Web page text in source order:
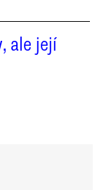
ale její